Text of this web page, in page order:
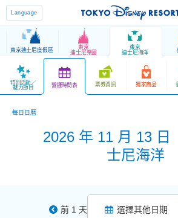
Language
東京迪士尼度假區
東京
迪士尼樂園
東京
迪士尼海洋
特別活動／
魅力節目 營運時間表 票券資訊 獨家商品
每日日曆
2026 年 11 月 13
士尼海洋
前 1 天 選擇其他日期